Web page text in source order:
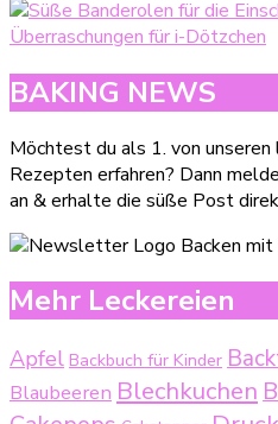
BAKING NEWS
Möchtest du als 1. von
Rezepten erfahren? Dann
an & erhalte die süße Post
Mehr Leckereien
Apfel Backbuch für Kinder
Blaubeeren Blechkuchen